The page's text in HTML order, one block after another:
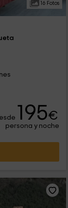
16 Fotos
195€
persona y noche